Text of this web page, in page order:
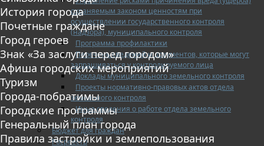
охраняемым законом ценностям при
осуществлении государственного контроля
(надзора), муниципального контроля
Программа профилактики
Перечень сведений и документов, которые могут
запрашиваться у контролируемого лица
Доклады муниципального земельного контроля
Проекты нормативно-правовых актов отдела
земельного контроля
Иные сведения о работе отдела земельного
контроля
Бюджет для граждан
Росреестр
История города
Почетные граждане
Город героев
Знак «За заслуги перед городом»
Афиша городских мероприятий
Туризм
Города-побратимы
Городские программы
Генеральный план города
Правила застройки и землепользования